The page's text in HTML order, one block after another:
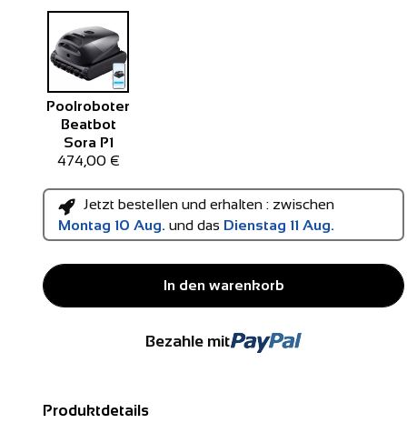
Poolroboter
Beatbot
Sora P1
474,00 €
Jetzt bestellen und erhalten : zwischen
Montag 10 Aug. und das Dienstag 11 Aug.
In den warenkorb
Bezahle mit
Produktdetails